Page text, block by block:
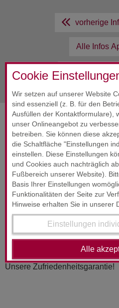
Cookie
Wir setzen auf unserer Website
sind essenziell (z. B. für den
Ausfüllen der Kontaktformulare),
unser Onlineangebot zu
betreiben. Sie können diese
die Schaltfläche "Einstellungen
einstellen. Diese Einstellungen
und Cookies auch nachträglich
Fußbereich unserer Website).
Basis Ihrer Einstellungen
Funktionalitäten der Seite zur
Hinweise erhalten Sie in unserer
Einstellungen
Alle
vorherige
Alle Infos
nächste Info
SERVICES &
RUND­UM-SORG­LOS-PAKET
24-Stunden-Service
Wir wollen, dass Sie sich
Unsere Zufriedenheitsgarantie!